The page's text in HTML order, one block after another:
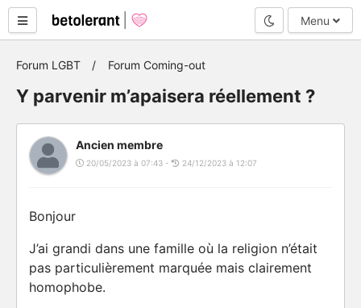
Mode nuit
Menu
Forum LGBT Forum Coming-out
Y parvenir m’apaisera réellement ?
Ancien membre
20/05/2023 à 07:43 - 24/12/2023 à 12:07
Bonjour
J’ai grandi dans une famille où la religion n’était
pas particulièrement marquée mais clairement
homophobe.